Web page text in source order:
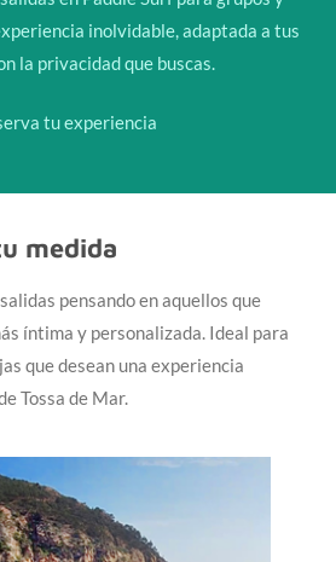
inolvidable, adaptada a tus
la privacidad que buscas.
tu experiencia
medida
pensando en aquellos que
íntima y personalizada. Ideal para
que desean una experiencia
Tossa de Mar.